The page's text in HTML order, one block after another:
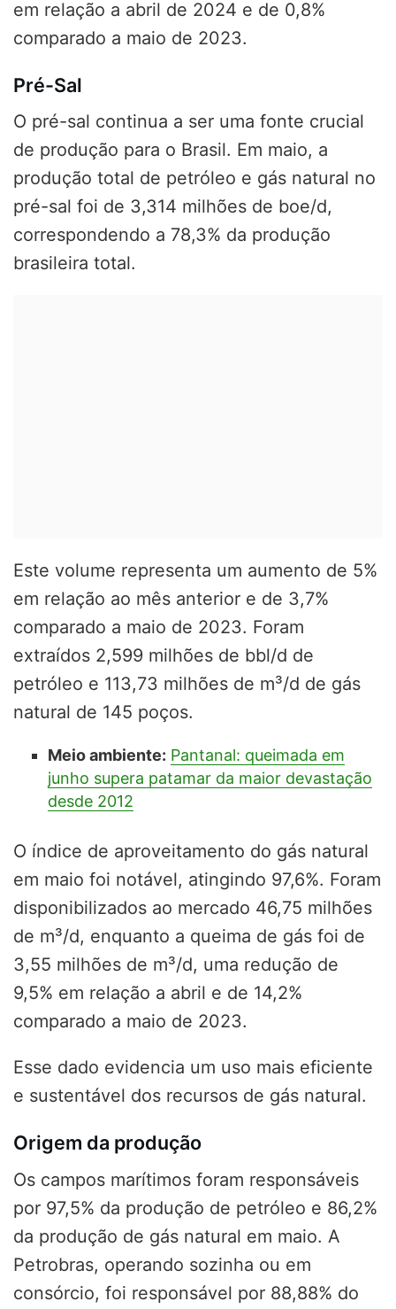
em relação a abril de 2024 e de 0,8%
comparado a maio de 2023.
Pré-Sal
O pré-sal continua a ser uma fonte crucial
de produção para o Brasil. Em maio, a
produção total de petróleo e gás natural no
pré-sal foi de 3,314 milhões de boe/d,
correspondendo a 78,3% da produção
brasileira total.
Este volume representa um aumento de 5%
em relação ao mês anterior e de 3,7%
comparado a maio de 2023. Foram
extraídos 2,599 milhões de bbl/d de
petróleo e 113,73 milhões de m³/d de gás
natural de 145 poços.
Meio ambiente: Pantanal: queimada em
junho supera patamar da maior devastação
desde 2012
O índice de aproveitamento do gás natural
em maio foi notável, atingindo 97,6%. Foram
disponibilizados ao mercado 46,75 milhões
de m³/d, enquanto a queima de gás foi de
3,55 milhões de m³/d, uma redução de
9,5% em relação a abril e de 14,2%
comparado a maio de 2023.
Esse dado evidencia um uso mais eficiente
e sustentável dos recursos de gás natural.
Origem da produção
Os campos marítimos foram responsáveis
por 97,5% da produção de petróleo e 86,2%
da produção de gás natural em maio. A
Petrobras, operando sozinha ou em
consórcio, foi responsável por 88,88% do